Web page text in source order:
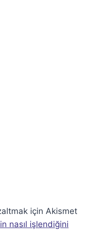
için Akismet
nasıl işlendiğini